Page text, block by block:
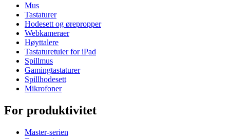
Mus
Tastaturer
Hodesett og ørepropper
Webkameraer
Høyttalere
Tastaturetuier for iPad
Spillmus
Gamingtastaturer
Spillhodesett
Mikrofoner
For produktivitet
Master-serien